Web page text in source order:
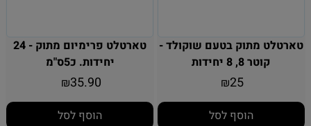
טארטלט מתוק בטעם שוקולד -
קוטר 8, 8 יחידות
₪25
הוסף לסל
טארטלט פרימיום מתוק - 24
יחידות. כ5ס"מ
₪35.90
הוסף לסל